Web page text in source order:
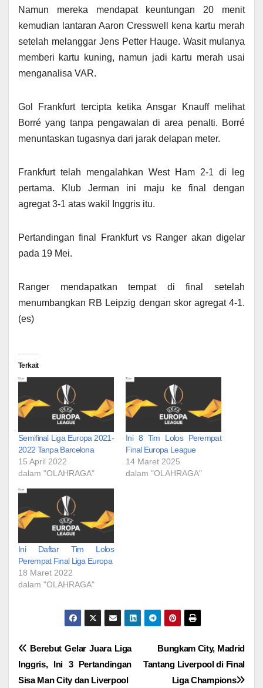
Namun mereka mendapat keuntungan 20 menit
kemudian lantaran Aaron Cresswell kena kartu merah
setelah melanggar Jens Petter Hauge. Wasit mulanya
memberi kartu kuning, namun jadi kartu merah usai
menganalisa VAR.
Gol Frankfurt tercipta ketika Ansgar Knauff melihat
Borré yang tanpa pengawalan di area penalti. Borré
menuntaskan tugasnya dari jarak delapan meter.
Frankfurt telah mengalahkan West Ham 2-1 di leg
pertama. Klub Jerman ini maju ke final dengan
agregat 3-1 atas wakil Inggris itu.
Pertandingan final Frankfurt vs Ranger akan digelar
pada 19 Mei.
Ranger mendapatkan tempat di final setelah
menumbangkan RB Leipzig dengan skor agregat 4-1.
(es)
Terkait
Semifinal Liga Europa 2021-
2022 Tanpa Barcelona
15 April 2022
dalam "OLAHRAGA"
Ini 8 Tim Lolos Perempat
Final Europa League
14 Maret 2025
dalam "OLAHRAGA"
Ini Daftar Tim Lolos
Perempat Final Liga Europa
18 Maret 2022
dalam "OLAHRAGA"
Navigasi
pos
Bungkam City, Madrid
Tantang Liverpool di Final
Liga Champions
Berebut Gelar Juara Liga
Inggris, Ini 3 Pertandingan
Sisa Man City dan Liverpool